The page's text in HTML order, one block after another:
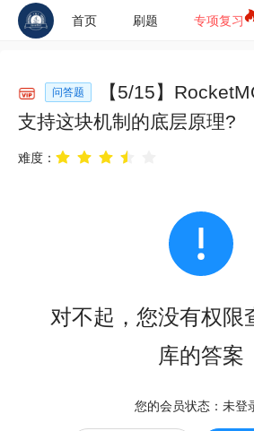
首页 刷题 专项复习
问答题 【5/15】
支持这块机制的底层原理?
难度：
对不起，您没有权限
库的答案
您的会员状态： 未登